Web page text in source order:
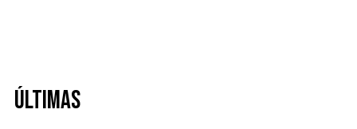
Últimas